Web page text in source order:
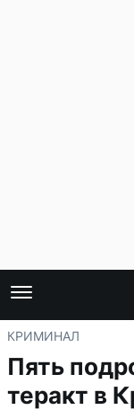
КРИМИНАЛ
Пять
теракт в